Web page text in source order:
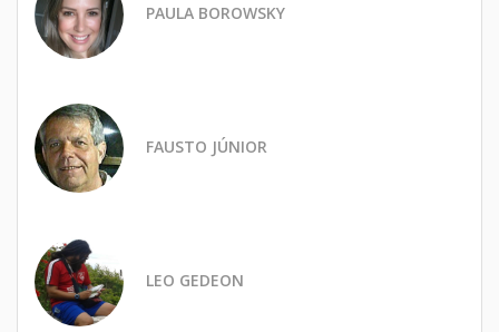
PAULA BOROWSKY
FAUSTO JÚNIOR
LEO GEDEON